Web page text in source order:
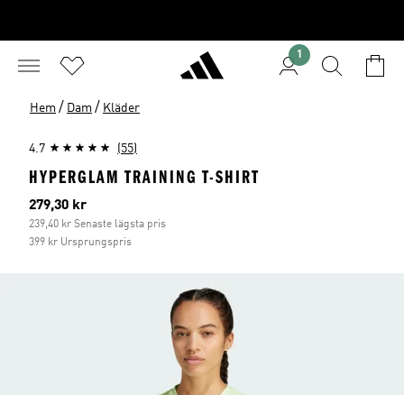
1
Hem / Dam / Kläder
4.7 (55)
HYPERGLAM TRAINING T-SHIRT
Aktuellt pris
279,30 kr
239,40 kr Senaste lägsta pris
399 kr Ursprungspris